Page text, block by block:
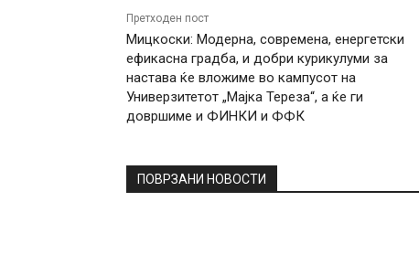
Претходен пост
Мицкоски: Модерна, современа, енергетски
ефикасна градба, и добри курикулуми за
настава ќе вложиме во кампусот на
Универзитетот „Мајка Тереза“, а ќе ги
довршиме и ФИНКИ и ФФК
ПОВРЗАНИ НОВОСТИ